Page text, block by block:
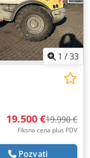
1 /33
19.500 €19.990 €
Fiksna cena plus PDV
Pozvati